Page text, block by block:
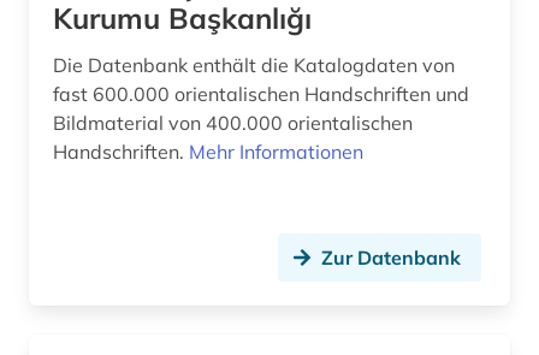
türkei (5)
türkisch (1)
Kurumu Başkanlığı
Die Datenbank enthält die Katalogdaten von
fast 600.000 orientalischen Handschriften und
Bildmaterial von 400.000 orientalischen
Handschriften. Mehr Informationen
Zur Datenbank